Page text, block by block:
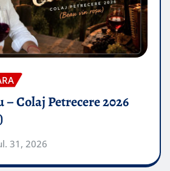
Colaj Petrecere 2026
31, 2026